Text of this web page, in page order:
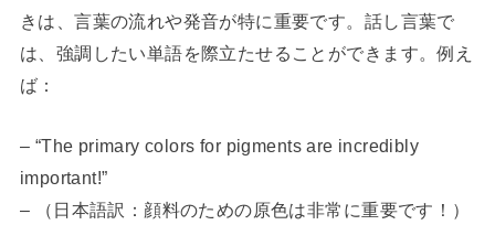
きは、言葉の流れや発音が特に重要です。話し言葉で
は、強調したい単語を際立たせることができます。例え
ば：
– “The primary colors for pigments are incredibly
important!”
– （日本語訳：顔料のための原色は非常に重要です！）